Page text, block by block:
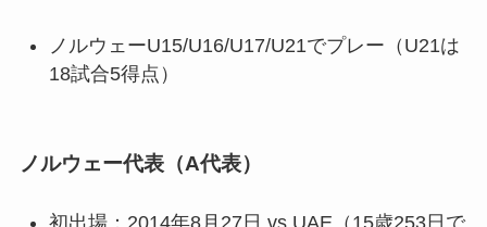
ノルウェーU15/U16/U17/U21でプレー（U21は
18試合5得点）
ノルウェー代表（A代表）
初出場：2014年8月27日 vs UAE（15歳253日で